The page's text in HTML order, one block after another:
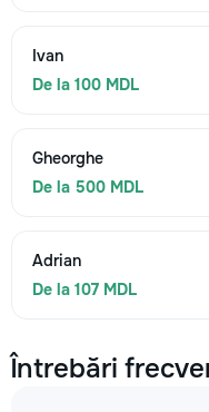
Ivan
De la 100 MDL
Gheorghe
De la 500 MDL
Adrian
De la 107 MDL
Întrebări